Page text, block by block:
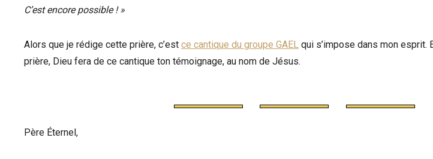
C’est encore possible ! »
Alors que je rédige cette prière, c’est ce cantique du groupe GAEL qui s’impose dans mon esprit.
prière, Dieu fera de ce cantique ton témoignage, au nom de Jésus.
Père Éternel,